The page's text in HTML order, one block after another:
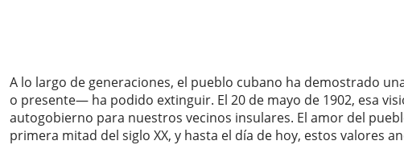
A lo largo de generaciones, el pueblo cubano ha demostrado
o presente— ha podido extinguir. El 20 de mayo de 1902, esa
autogobierno para nuestros vecinos insulares. El amor del
primera mitad del siglo XX, y hasta el día de hoy, estos valores